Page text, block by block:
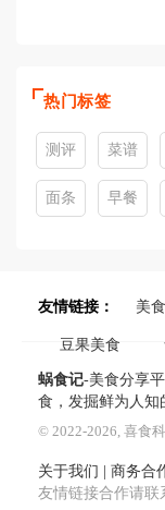
热门标签
测评 菜谱
面条 早餐
友情链接： 美
豆果美食
蜗食记-美食分享
食，发掘鲜为人知
© 2022-2026, 喜食
关于我们 商务合
友情链接合作请联